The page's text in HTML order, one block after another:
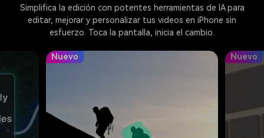
Simplifica la edición con potentes herramientas de IA para
editar, mejorar y personalizar tus videos en iPhone sin
esfuerzo. Toca la pantalla, inicia el cambio.
Nuevo Nuevo